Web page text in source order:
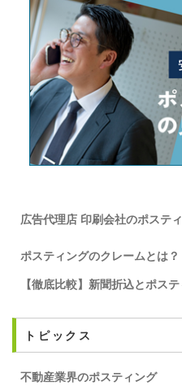
広告代理店 印刷会社のポステ
ポスティングのクレームとは？
【徹底比較】新聞折込とポス
トピックス
不動産業界のポスティング